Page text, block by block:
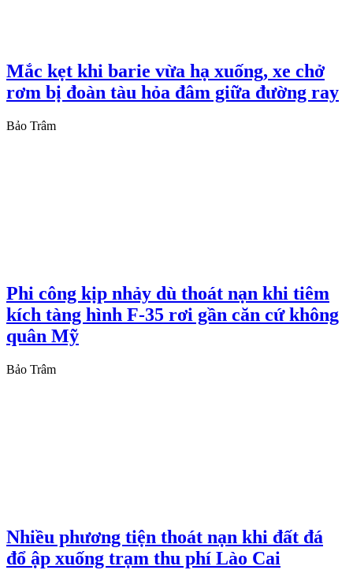
Mắc kẹt khi barie vừa hạ xuống, xe chở
rơm bị đoàn tàu hỏa đâm giữa đường ray
Bảo Trâm
Phi công kịp nhảy dù thoát nạn khi tiêm
kích tàng hình F-35 rơi gần căn cứ không
quân Mỹ
Bảo Trâm
Nhiều phương tiện thoát nạn khi đất đá
đổ ập xuống trạm thu phí Lào Cai